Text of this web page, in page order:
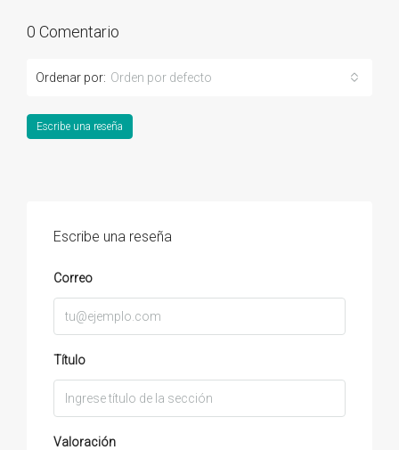
0 Comentario
Ordenar por: Orden por defecto
Escribe una reseña
Escribe una reseña
Correo
Título
Valoración